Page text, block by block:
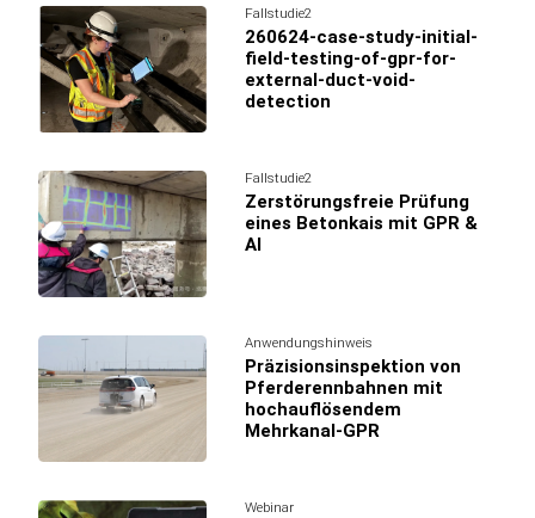
Fallstudie2
260624-case-study-initial-
field-testing-of-gpr-for-
external-duct-void-
detection
Fallstudie2
Zerstörungsfreie Prüfung
eines Betonkais mit GPR &
AI
Anwendungshinweis
Präzisionsinspektion von
Pferderennbahnen mit
hochauflösendem
Mehrkanal-GPR
Webinar